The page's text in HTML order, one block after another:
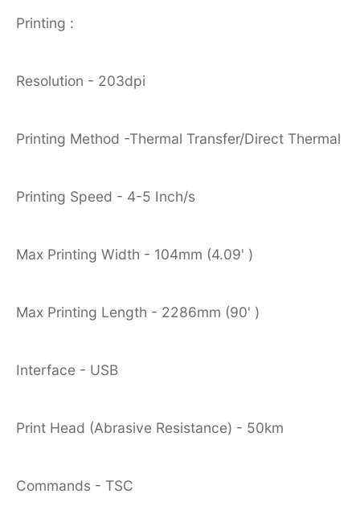
Printing :
Resolution - 203dpi
Printing Method -Thermal Transfer/Direct Thermal
Printing Speed - 4-5 Inch/s
Max Printing Width - 104mm (4.09' )
Max Printing Length - 2286mm (90' )
Interface - USB
Print Head (Abrasive Resistance) - 50km
Commands - TSC